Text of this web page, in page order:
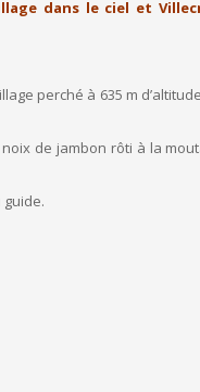
dans le ciel et
perché à 635 m
de jambon rôti à la